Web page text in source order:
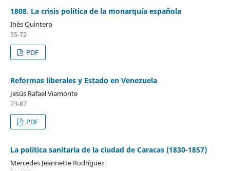
1808. La crisis política de la monarquía española
Inés Quintero
55-72
PDF
Reformas liberales y Estado en Venezuela
Jesús Rafael Viamonte
73-87
PDF
La política sanitaria de la ciudad de Caracas (1830-1857)
Mercedes Jeannette Rodríguez